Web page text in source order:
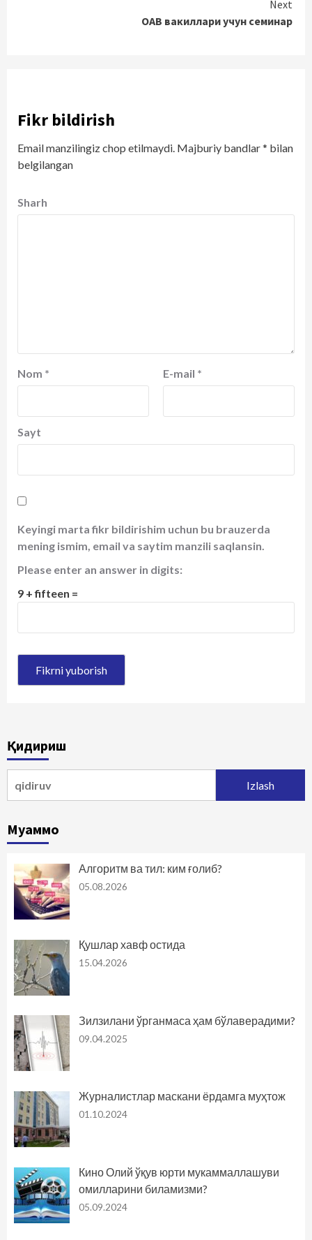
Next
ОАВ вакиллари учун семинар
Fikr bildirish
Email manzilingiz chop etilmaydi. Majburiy bandlar* bilan
belgilangan
Sharh
Nom * E-mail *
Sayt
Keyingi marta fikr bildirishim uchun bu brauzerda
mening ismim, email va saytim manzili saqlansin.
Please enter an answer in digits:
9 + fifteen =
Қидириш
Муаммо
Алгоритм ва тил: ким ғолиб?
05.08.2026
Қушлар хавф остида
15.04.2026
Зилзилани ўрганмаса ҳам бўлаверадими?
09.04.2025
Журналистлар маскани ёрдамга муҳтож
01.10.2024
Кино Олий ўқув юрти мукаммаллашуви
омилларини биламизми?
05.09.2024